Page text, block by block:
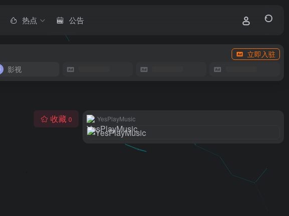
热点 公告
立即入驻
影视
收藏 0 YesPlayMusic